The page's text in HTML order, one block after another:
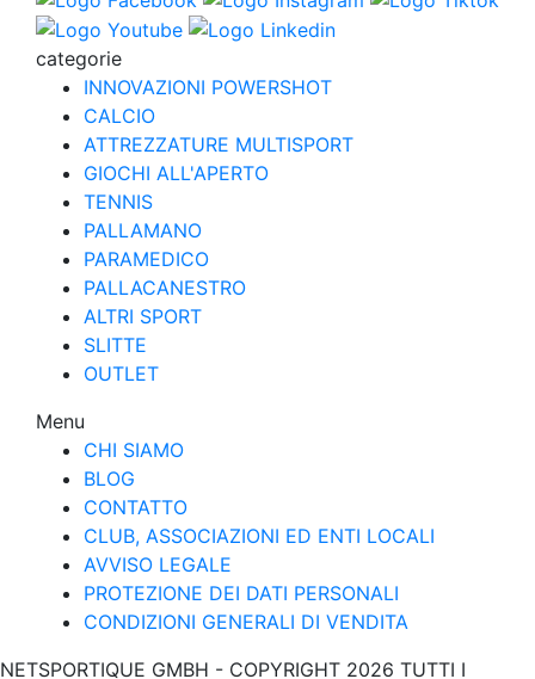
categorie
INNOVAZIONI POWERSHOT
CALCIO
ATTREZZATURE MULTISPORT
GIOCHI ALL'APERTO
TENNIS
PALLAMANO
PARAMEDICO
PALLACANESTRO
ALTRI SPORT
SLITTE
OUTLET
Menu
CHI SIAMO
BLOG
CONTATTO
CLUB, ASSOCIAZIONI ED ENTI LOCALI
AVVISO LEGALE
PROTEZIONE DEI DATI PERSONALI
CONDIZIONI GENERALI DI VENDITA
NETSPORTIQUE GMBH - COPYRIGHT 2026 TUTTI I